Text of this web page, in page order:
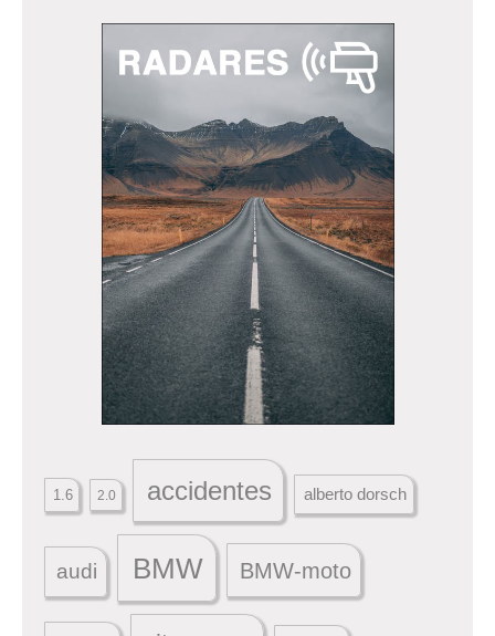
1.6 2.0 accidentes alberto dorsch
audi BMW BMW-moto